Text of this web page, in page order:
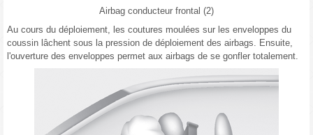
Airbag conducteur frontal (2)
Au cours du déploiement, les coutures moulées sur les enveloppes du
coussin lâchent sous la pression de déploiement des airbags. Ensuite,
l'ouverture des enveloppes permet aux airbags de se gonfler totalement.